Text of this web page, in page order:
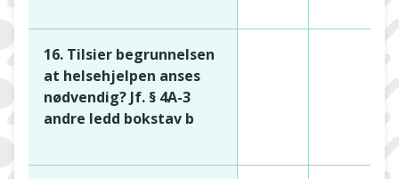
16. Tilsier begrunnelsen
at helsehjelpen anses
nødvendig? Jf. § 4A-3
andre ledd bokstav b